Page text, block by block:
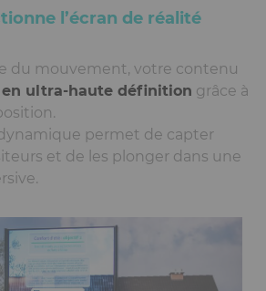
l’écran de réalité
du mouvement, votre contenu
en ultra-haute définition grâce à
permet de capter
et de les plonger dans une